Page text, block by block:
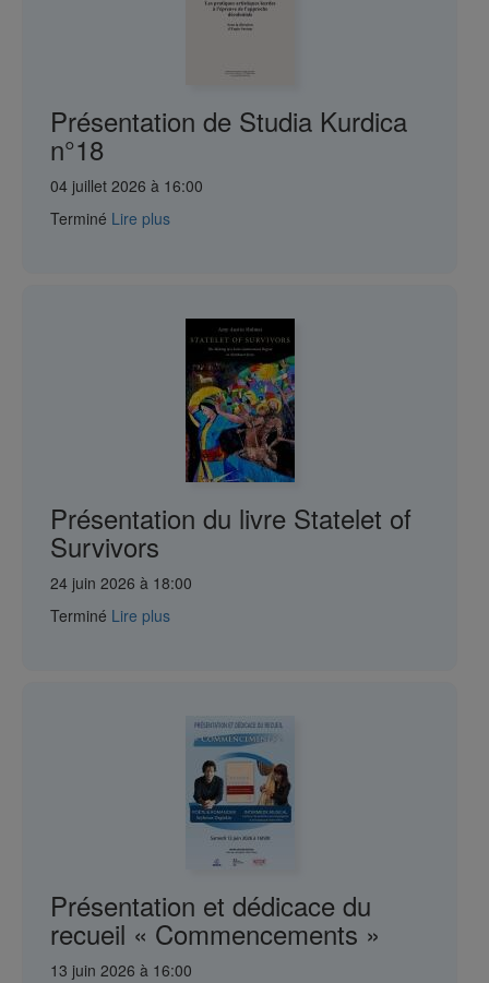
Présentation de Studia Kurdica
n°18
04 juillet 2026 à 16:00
Terminé Lire plus
Présentation du livre Statelet of
Survivors
24 juin 2026 à 18:00
Terminé Lire plus
Présentation et dédicace du
recueil « Commencements »
13 juin 2026 à 16:00